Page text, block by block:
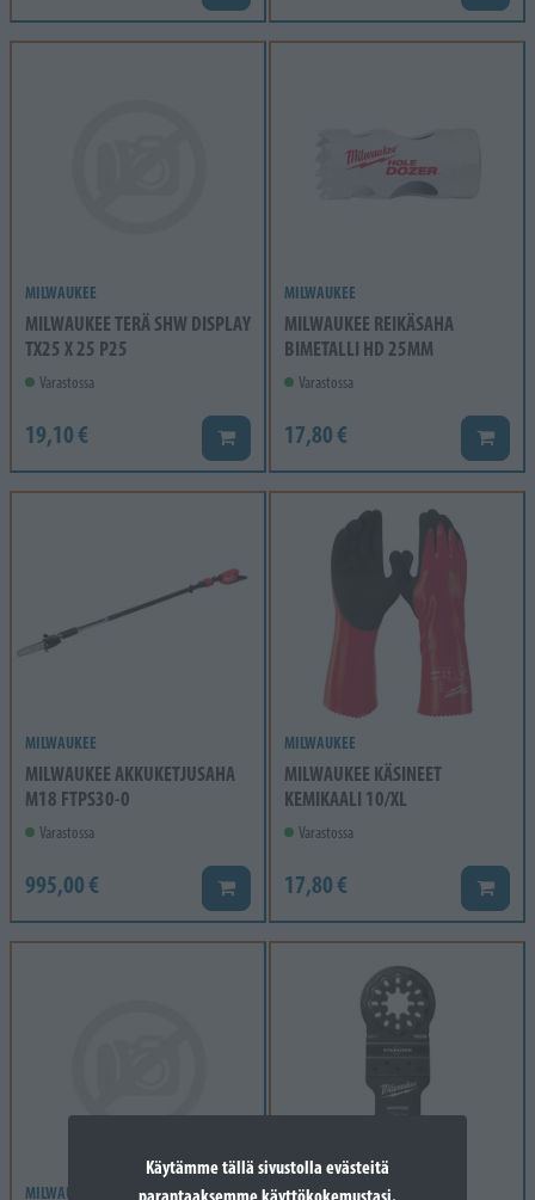
Käytämme tällä sivustolla evästeitä
parantaaksemme käyttökokemustasi.
MILWAUKEE
MILWAUKEE TERÄ SHW DISPLAY
TX25 X 25 P25
Varastossa
19,10 € Lisää koriin
MILWAUKEE
MILWAUKEE REIKÄSAHA
BIMETALLI HD 25MM
Varastossa
17,80 € Lisää
MILWAUKEE
MILWAUKEE AKKUKETJUSAHA
M18 FTPS30-0
Varastossa
995,00 € Lisää koriin
MILWAUKEE
MILWAUKEE KÄSINEET
KEMIKAALI 10/XL
Varastossa
17,80 € Lisää
MILWAUKEE MILWAUKEE